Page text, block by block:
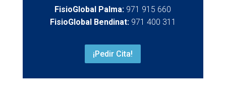
FisioGlobal Palma: 971 915 660
FisioGlobal Bendinat: 971 400 311
¡Pedir Cita!